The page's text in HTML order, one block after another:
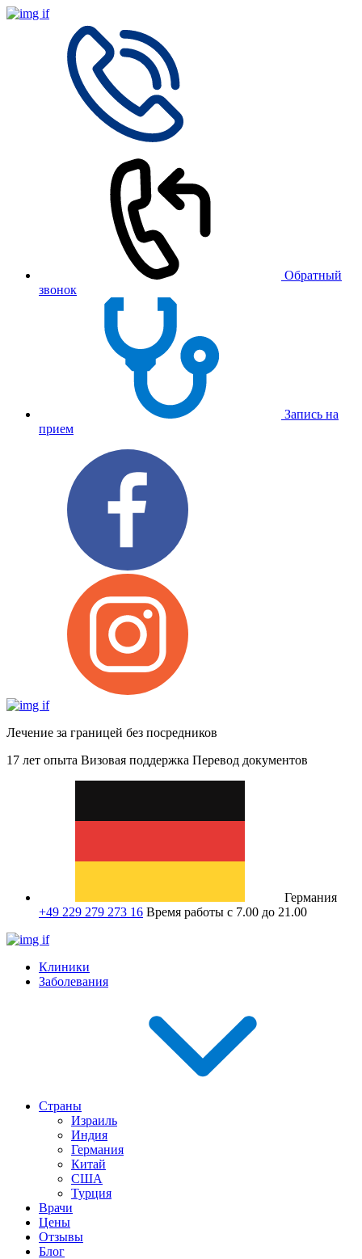
Обратный
звонок
Запись на
прием
Лечение за границей без посредников
17 лет опыта Визовая поддержка Перевод документов
Германия
+49 229 279 273 16 Время работы с 7.00 до 21.00
Клиники
Заболевания
Страны
Израиль
Индия
Германия
Китай
США
Турция
Врачи
Цены
Отзывы
Блог